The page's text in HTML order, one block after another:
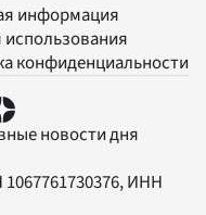
информация
конфиденциальности
новости дня
ИНН